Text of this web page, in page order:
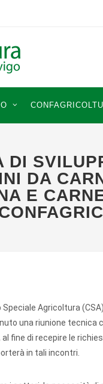
DI
DA
E
Agricoltura
una riunione
fine di recepire le
in tali incontri.